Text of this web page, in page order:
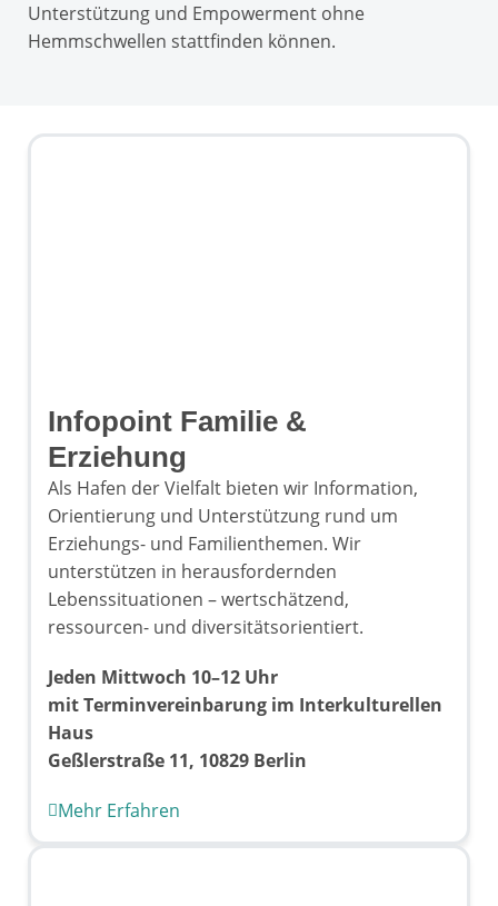
Unterstützung und Empowerment ohne
Hemmschwellen stattfinden können.
Infopoint Familie &
Erziehung
Als Hafen der Vielfalt bieten wir Information,
Orientierung und Unterstützung rund um
Erziehungs- und Familienthemen. Wir
unterstützen in herausfordernden
Lebenssituationen – wertschätzend,
ressourcen- und diversitätsorientiert.
Jeden Mittwoch 10–12 Uhr
mit Terminvereinbarung im Interkulturellen
Haus
Geßlerstraße 11, 10829 Berlin
Mehr Erfahren